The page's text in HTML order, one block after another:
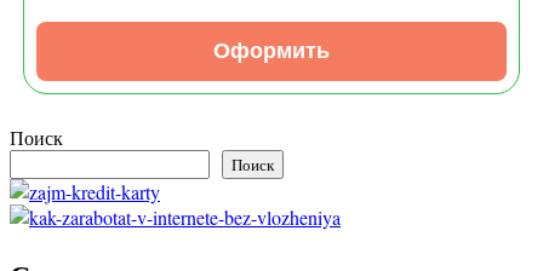
Оформить
Поиск
Поиск